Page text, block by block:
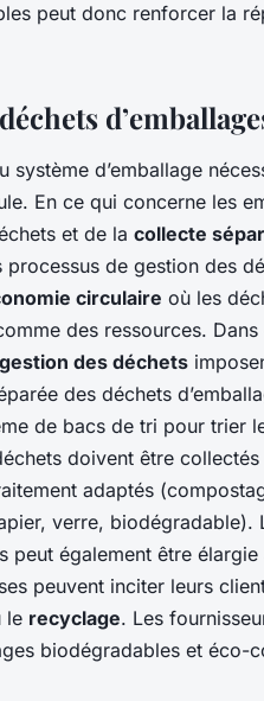
peut donc renforcer la
système d’emballage
En ce qui concerne les
et de la collecte
de gestion des
circulaire où les
des ressources.
des déchets
des déchets
de bacs de tri pour trier
doivent être
adaptés
verre, biodégradable).
peut également être
peuvent inciter leurs
le recyclage. Les
biodégradables et éco-